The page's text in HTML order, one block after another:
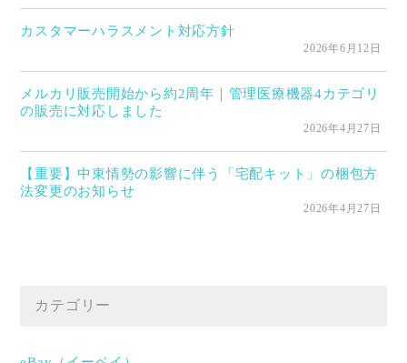
カスタマーハラスメント対応方針
2026年6月12日
メルカリ販売開始から約2周年｜管理医療機器4カテゴリ
の販売に対応しました
2026年4月27日
【重要】中東情勢の影響に伴う「宅配キット」の梱包方
法変更のお知らせ
2026年4月27日
カテゴリー